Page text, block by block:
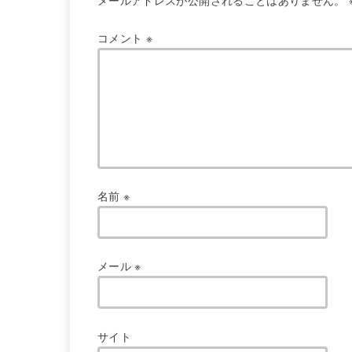
コメント ※
名前※
メール※
サイト